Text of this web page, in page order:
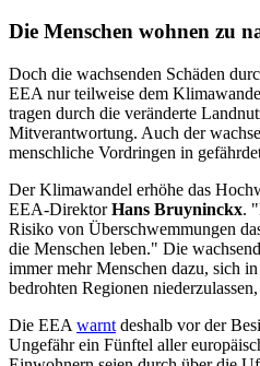
Die Menschen wohnen zu
Doch die wachsenden Schäden
EEA nur teilweise dem
tragen durch die veränderte
Mitverantwortung. Auch der
menschliche Vordringen in
Der Klimawandel erhöhe das
EEA-DirektorHans Bruyninckx.
Risiko von Überschwemmungen
die Menschen leben." Die
immer mehr Menschen dazu, sich
bedrohten Regionen
Die EEA warnt deshalb vor der
Ungefähr ein Fünftel aller